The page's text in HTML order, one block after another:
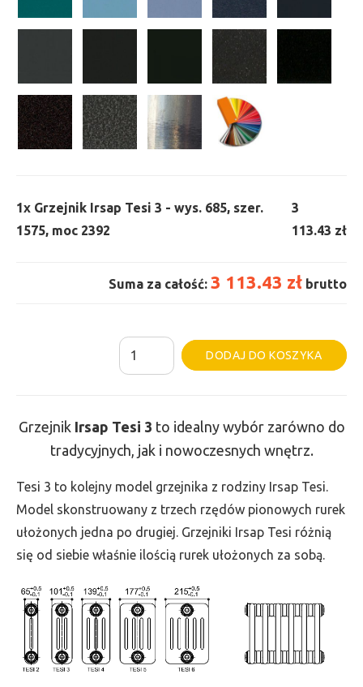
1x Grzejnik Irsap Tesi 3 - wys. 685, szer.
1575, moc 2392
3
113.43 zł
Suma za całość: 3 113.43 zł brutto
ilość
Grzejnik
-
wys.
685,
szer.
1575,
2392
DODAJ DO KOSZYKA
Grzejnik Irsap Tesi 3 to idealny wybór zarówno do
tradycyjnych, jak i nowoczesnych wnętrz.
Tesi 3 to kolejny model grzejnika z rodziny Irsap Tesi.
Model skonstruowany z trzech rzędów pionowych rurek
ułożonych jedna po drugiej. Grzejniki Irsap Tesi różnią
się od siebie właśnie ilością rurek ułożonych za sobą.